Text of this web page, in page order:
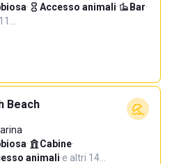
· Accesso animali· Bar·
Beach
· Cabine·
animali·e altri 14…